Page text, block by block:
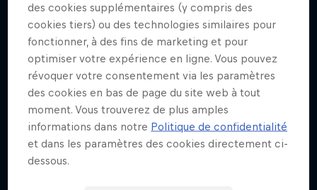
des cookies supplémentaires (y compris des
cookies tiers) ou des technologies similaires pour
fonctionner, à des fins de marketing et pour
optimiser votre expérience en ligne. Vous pouvez
révoquer votre consentement via les paramètres
des cookies en bas de page du site web à tout
moment. Vous trouverez de plus amples
informations dans notre Politique de confidentialité
et dans les paramètres des cookies directement ci-
dessous.